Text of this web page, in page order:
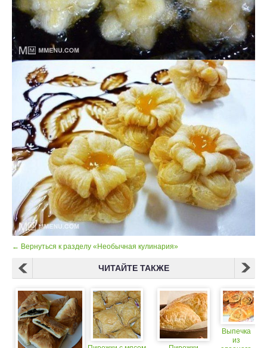
← Вернуться к разделу «Необычная кулинария»
ЧИТАЙТЕ ТАКЖЕ
Выпечка
из